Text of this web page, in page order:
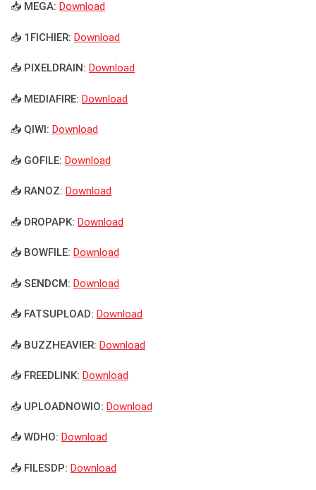
📥 MEGA: Download
📥 1FICHIER: Download
📥 PIXELDRAIN: Download
📥 MEDIAFIRE: Download
📥 QIWI: Download
📥 GOFILE: Download
📥 RANOZ: Download
📥 DROPAPK: Download
📥 BOWFILE: Download
📥 SENDCM: Download
📥 FATSUPLOAD: Download
📥 BUZZHEAVIER: Download
📥 FREEDLINK: Download
📥 UPLOADNOWIO: Download
📥 WDHO: Download
📥 FILESDP: Download